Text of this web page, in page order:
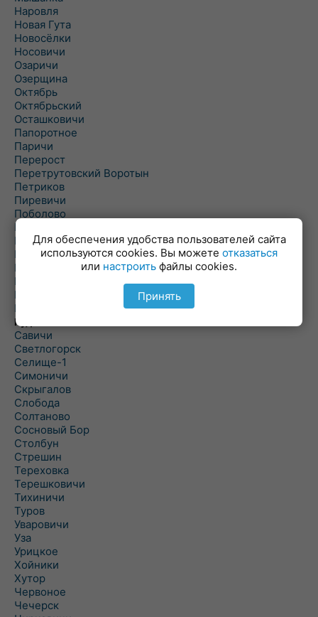
Наровля
Новая Гута
Новосёлки
Носовичи
Озаричи
Озерщина
Октябрь
Октябрьский
Осташковичи
Папоротное
Паричи
Перерост
Перетрутовский Воротын
Петриков
Пиревичи
Поболово
Поколюбичи
Полесье
Птичь
Речица
Ровенская Слобода
Рогачев
Рогинь
Рудня
Савичи
Светлогорск
Селище-1
Симоничи
Скрыгалов
Слобода
Солтаново
Сосновый Бор
Столбун
Стрешин
Тереховка
Терешковичи
Тихиничи
Туров
Уваровичи
Уза
Урицкое
Хойники
Хутор
Червоное
Чечерск
Для обеспечения удобства пользователей сайта
используются cookies. Вы можете отказаться
или настроить файлы cookies.
Принять